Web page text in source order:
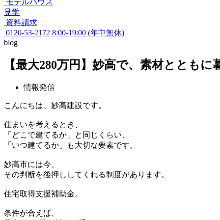
モデルハウス
見学
資料請求
0120-53-2172 8:00-19:00 (年中無休)
blog
【最大280万円】妙高で、素材とともに
情報発信
こんにちは、妙高建設です。
住まいを考えるとき、
「どこで建てるか」と同じくらい、
「いつ建てるか」も大切な要素です。
妙高市には今、
その判断を後押ししてくれる制度があります。
住宅取得支援補助金。
条件が合えば、